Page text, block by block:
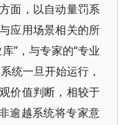
面，以自动量罚系
应用场景相关的所
”，与专家的“专业
统一旦开始运行，
价值判断，相较于
逾越系统将专家意